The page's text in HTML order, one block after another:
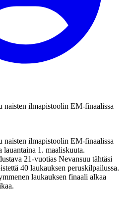
naisten ilmapistoolin EM-finaalissa
naisten ilmapistoolin EM-finaalissa
lauantaina 1. maaliskuuta.
21-vuotias Nevansuu tähtäsi
40 laukauksen peruskilpailussa.
laukauksen finaali alkaa